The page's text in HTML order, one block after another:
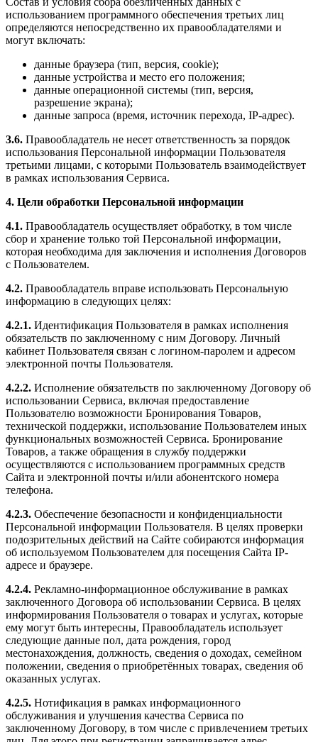
использованием программного обеспечения третьих лиц
определяются непосредственно их правообладателями и
могут включать:
данные браузера (тип, версия, cookie);
данные устройства и место его положения;
данные операционной системы (тип, версия,
разрешение экрана);
данные запроса (время, источник перехода, IP-адрес).
3.6. Правообладатель не несет ответственность за порядок
использования Персональной информации Пользователя
третьими лицами, с которыми Пользователь взаимодействует
в рамках использования Сервиса.
4. Цели обработки Персональной информации
4.1. Правообладатель осуществляет обработку, в том числе
сбор и хранение только той Персональной информации,
которая необходима для заключения и исполнения Договоров
с Пользователем.
4.2. Правообладатель вправе использовать Персональную
информацию в следующих целях:
4.2.1. Идентификация Пользователя в рамках исполнения
обязательств по заключенному с ним Договору. Личный
кабинет Пользователя связан с логином-паролем и адресом
электронной почты Пользователя.
4.2.2. Исполнение обязательств по заключенному Договору об
использовании Сервиса, включая предоставление
Пользователю возможности Бронирования Товаров,
технической поддержки, использование Пользователем иных
функциональных возможностей Сервиса. Бронирование
Товаров, а также обращения в службу поддержки
осуществляются с использованием программных средств
Сайта и электронной почты и/или абонентского номера
телефона.
4.2.3. Обеспечение безопасности и конфиденциальности
Персональной информации Пользователя. В целях проверки
подозрительных действий на Сайте собираются информация
об используемом Пользователем для посещения Сайта IP-
адресе и браузере.
4.2.4. Рекламно-информационное обслуживание в рамках
заключенного Договора об использовании Сервиса. В целях
информирования Пользователя о товарах и услугах, которые
ему могут быть интересны, Правообладатель использует
следующие данные пол, дата рождения, город
местонахождения, должность, сведения о доходах, семейном
положении, сведения о приобретённых товарах, сведения об
оказанных услугах.
4.2.5. Нотификация в рамках информационного
обслуживания и улучшения качества Сервиса по
заключенному Договору, в том числе с привлечением третьих